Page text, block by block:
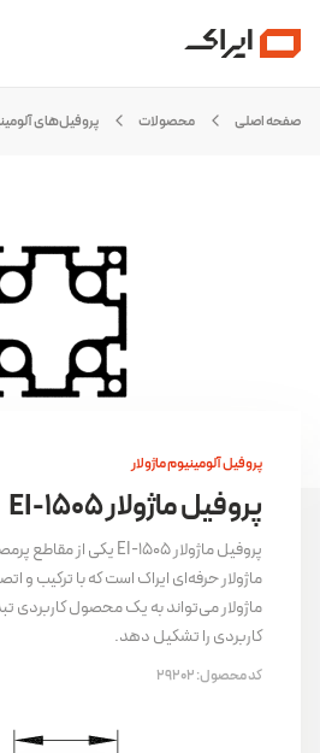
صفحه اصلی محصولات پروفیل‌های
پروفیل آلومینیوم ماژولار
پروفیل ماژولار EI-۱۵۰۵
ماژولار حرفه‌ای ایراک است که با ترکیب و
ماژولار می‌تواند به یک محصول کاربردی
کاربردی را تشکیل دهد.
کد محصول:29202